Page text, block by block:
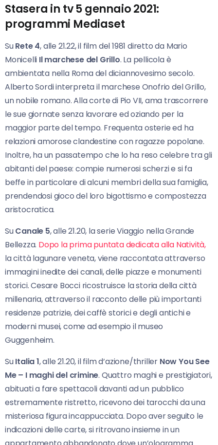
Stasera in tv 5 gennaio 2021:
programmi Mediaset
SuRete 4, alle 21.22, il film del 1981 diretto da Mario
Monicelli Il marchese del Grillo. La pellicola è
ambientata nella Roma del diciannovesimo secolo.
Alberto Sordi interpreta il marchese Onofrio del Grillo,
un nobile romano. Alla corte di Pio VII, ama trascorrere
le sue giornate senza lavorare ed oziando per la
maggior parte del tempo. Frequenta osterie ed ha
relazioni amorose clandestine con ragazze popolane.
Inoltre, ha un passatempo che lo ha reso celebre tra gli
abitanti del paese: compie numerosi scherzi e si fa
beffe in particolare di alcuni membri della sua famiglia,
prendendosi gioco del loro bigottismo e compostezza
aristocratica.
SuCanale 5, alle 21.20, la serie Viaggio nella Grande
Bellezza. Dopo la prima puntata dedicata alla Natività,
la città lagunare veneta, viene raccontata attraverso
immagini inedite dei canali, delle piazze e monumenti
storici. Cesare Bocci ricostruisce la storia della città
millenaria, attraverso il racconto delle più importanti
residenze patrizie, dei caffè storici e degli antichi e
moderni musei, come ad esempio il museo
Guggenheim.
SuItalia 1, alle 21.20, il film d’azione/thriller Now You See
Me – I maghi del crimine. Quattro maghi e prestigiatori,
abituati a fare spettacoli davanti ad un pubblico
estremamente ristretto, ricevono dei tarocchi da una
misteriosa figura incappucciata. Dopo aver seguito le
indicazioni delle carte, si ritrovano insieme in un